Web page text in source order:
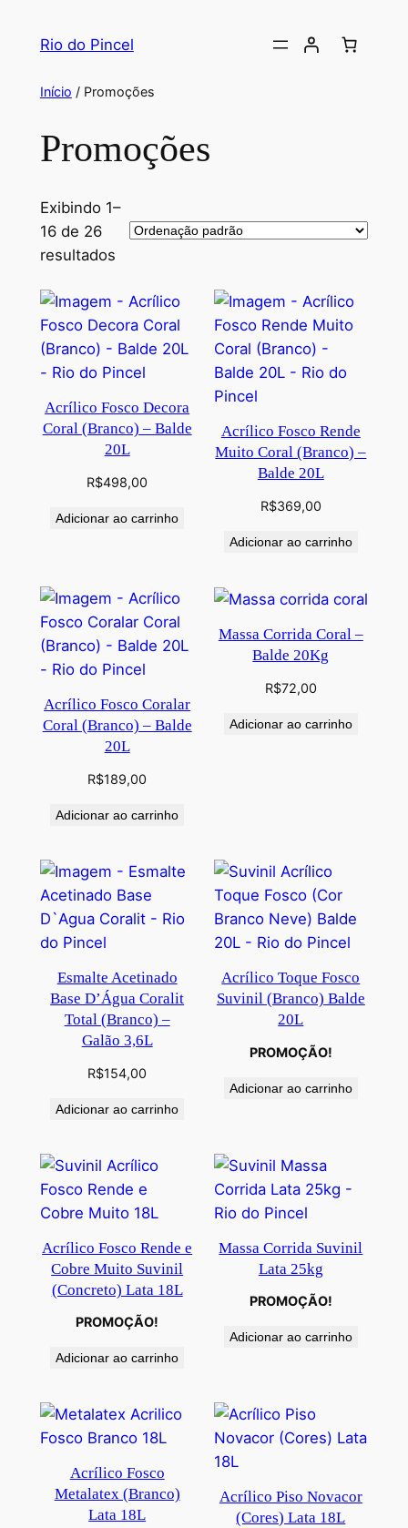
Rio do Pincel
Início / Promoções
Promoções
Exibindo 1–
16 de 26
resultados
Acrílico Fosco Decora
Coral (Branco) – Balde
20L
R$498,00
Adicionar ao carrinho
Acrílico Fosco Rende
Muito Coral (Branco) –
Balde 20L
R$369,00
Adicionar ao carrinho
Acrílico Fosco Coralar
Coral (Branco) – Balde
20L
R$189,00
Adicionar ao carrinho
Massa Corrida Coral –
Balde 20Kg
R$72,00
Adicionar ao carrinho
Esmalte Acetinado
Base D’Água Coralit
Total (Branco) –
Galão 3,6L
R$154,00
Adicionar ao carrinho
Acrílico Toque Fosco
Suvinil (Branco) Balde
20L
PROMOÇÃO!
Adicionar ao carrinho
Acrílico Fosco Rende e
Cobre Muito Suvinil
(Concreto) Lata 18L
PROMOÇÃO!
Adicionar ao carrinho
Massa Corrida Suvinil
Lata 25kg
PROMOÇÃO!
Adicionar ao carrinho
Acrílico Fosco
Metalatex (Branco)
Lata 18L
Acrílico Piso Novacor
(Cores) Lata 18L